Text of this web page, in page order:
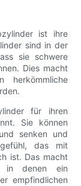
ist ihre
sind in der
sie schwere
Dies macht
für ihren
Sie können
senken und
das mit
ist. Das macht
in denen ein
empfindlichen